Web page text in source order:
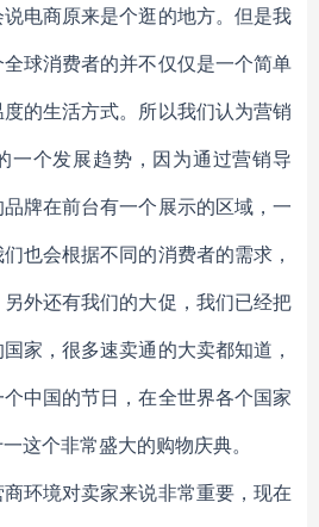
电商原来是个逛的地方。但是我
球消费者的并不仅仅是一个简单
的生活方式。所以我们认为营销
一个发展趋势，因为通过营销导
牌在前台有一个展示的区域，一
也会根据不同的消费者的需求，
外还有我们的大促，我们已经把
家，很多速卖通的大卖都知道，
中国的节日，在全世界各个国家
这个非常盛大的购物庆典。
环境对卖家来说非常重要，现在